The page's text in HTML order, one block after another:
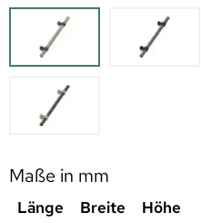
Maße in mm
Länge Breite Höhe